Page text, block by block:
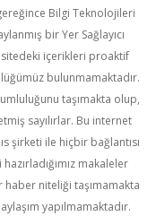
Bilgi Teknolojileri
bir Yer Sağlayıcı
içerikleri proaktif
bulunmamaktadır.
taşımakta olup,
sayılırlar. Bu internet
şirketi ile hiçbir bağlantısı
makaleler
haber niteliği taşımamakta
yapılmamaktadır.